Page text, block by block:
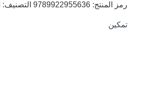
رمز المنتج: 9789922955636 التصنيف:
تمكين